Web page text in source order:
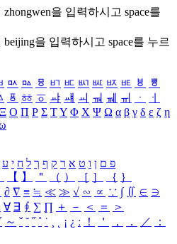
zhongwen을 입력하시고 space를
beijing을 입력하시고 space를 누르
ㅯ ㅰ ㅱ ㅲ ㅳ ㅴ ㅵ ㅶ ㅷ ㅸ
ㅹ
ㆄ ㆅ ㆆ ㆇ ㆈ ㆉ ㆊ ㆋ ㆌ ㆍ
ㆎ
Ξ Ο Π Ρ Σ ΤΥ Φ Χ Ψ Ω α β γ δ ε ζ η
פ ם ן ו ט א ר ק ף ך ל ח י ע
【 】 ＂ （ ） ［ ］ ｛ ｝
∂ ∇ ≡ ≒ ≪ ≫ √ ∽ ∝ ∵ ∫ ∬ ∈ ∋
∀ ∃ ∮ ∑ ∏ ＋ － ＜ ＝
＞
´ ～ ˇ ˘ ˝ ˚ ˙ ¸ ¡ ¿ ː ！ ＇ ， ． ／
：